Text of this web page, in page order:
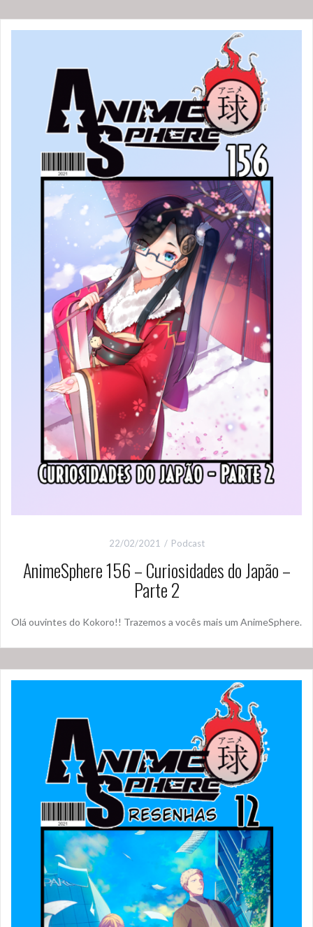
22/02/2021 Podcast
AnimeSphere 156 – Curiosidades do Japão –
Parte 2
Olá ouvintes do Kokoro!! Trazemos a vocês mais um AnimeSphere.